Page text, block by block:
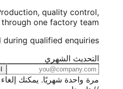
quality control,
one factory team.
during qualified enquiries
التحديث الشهري
مرة واحدة شهريًا. يمكنك